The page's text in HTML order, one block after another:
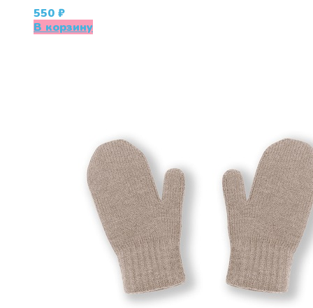
550 ₽
В корзину